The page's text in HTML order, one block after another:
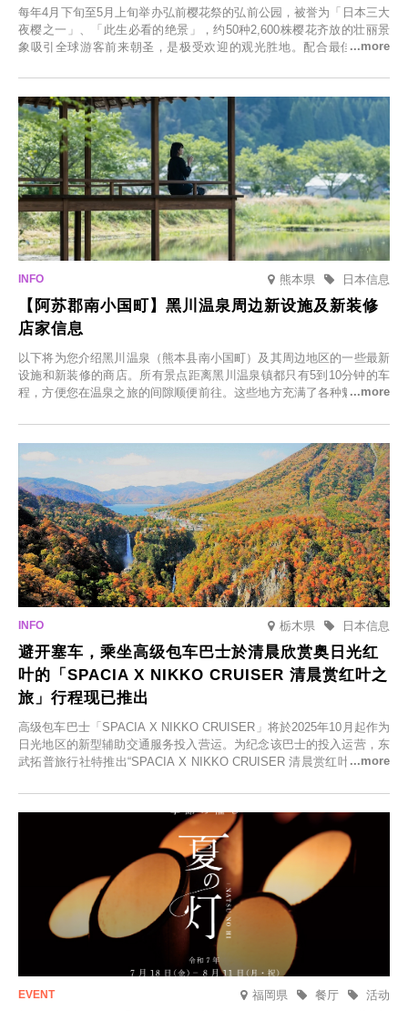
每年4月下旬至5月上旬举办弘前樱花祭的弘前公园，被誉为「日本三大
夜樱之一」、「此生必看的绝景」，约50种2,600株樱花齐放的壮丽景
象吸引全球游客前来朝圣，是极受欢迎的观光胜地。配合最佳观雪时
「冬季樱花灯光秀」。
熊本県 日本信息
【阿苏郡南小国町】黑川温泉周边新设施及新装修
店家信息
以下将为您介绍黑川温泉（熊本县南小国町）及其周边地区的一些最新
设施和新装修的商店。所有景点距离黑川温泉镇都只有5到10分钟的车
程，方便您在温泉之旅的间隙顺便前往。这些地方充满了各种魅力，包
食材的餐厅。让您体验黑川温泉的全新乐趣。
栃木県 日本信息
避开塞车，乘坐高级包车巴士於清晨欣赏奥日光红
叶的「SPACIA X NIKKO CRUISER 清晨赏红叶之
旅」行程现已推出
高级包车巴士「SPACIA X NIKKO CRUISER」将於2025年10月起作为
日光地区的新型辅助交通服务投入营运。为纪念该巴士的投入运营，东
武拓普旅行社特推出“SPACIA X NIKKO CRUISER 清晨赏红叶之旅”，
福岡県 活动
餐厅